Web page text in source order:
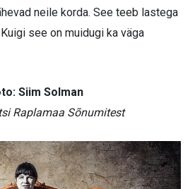
neile korda. See teeb lastega
see on muidugi ka väga
Siim Solman
Raplamaa Sõnumitest